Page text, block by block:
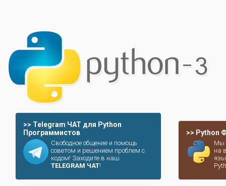
>> Telegram ЧАТ для Python
Программистов
Свободное общение и помощь
советом и решением проблем с
кодом! Заходите в наш
TELEGRAM ЧАТ!
>> Python
Мы
на